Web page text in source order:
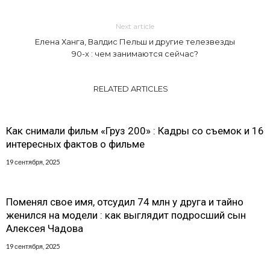
Next article
Елена Ханга, Валдис Пельш и другие телезвезды
90-х : чем занимаются сейчас?
RELATED ARTICLES
Как снимали фильм «Груз 200» : Кадры со съемок и 16
интересных фактов о фильме
19 сентября, 2025
Поменял свое имя, отсудил 74 млн у друга и тайно
женился на модели : как выглядит подросший сын
Алексея Чадова
19 сентября, 2025